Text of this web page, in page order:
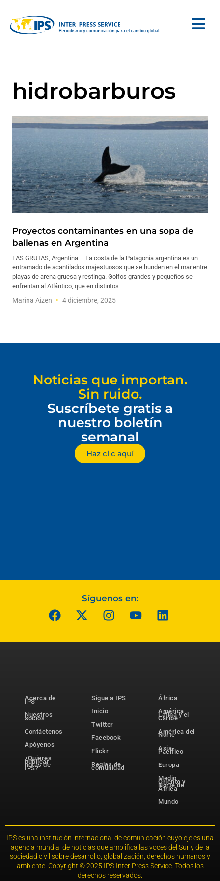
hidrobarburos
Proyectos contaminantes en una sopa de
ballenas en Argentina
LAS GRUTAS, Argentina – La costa de la Patagonia argentina es un
entramado de acantilados majestuosos que se hunden en el mar entre
playas de arena gruesa y restinga. Golfos grandes y pequeños se
enfrentan al Atlántico, que en distintos
Marina Aizen 4 diciembre, 2025
Noticias que importan.
Sin ruido.
Suscríbete gratis a
nuestro boletín
semanal
Haz clic aquí
Síguenos en:
Acerca de
IPS
Nuestros
socios
Contáctenos
Apóyenos
¿Quieres
publicar
notas de
IPS?
Sigue a IPS
Inicio
Twitter
Facebook
Flickr
Reglas de
comunidad
África
América
Latina y el
Caribe
América del
Norte
Asia-
Pacífico
Europa
Medio
Oriente y
Norte de
África
Mundo
IPS es una institución internacional de comunicación cuyo eje es una
agencia mundial de noticias que amplifica las voces del Sur y de la
sociedad civil sobre desarrollo, globalización, derechos humanos y
ambiente. Copyright © 2025 IPS-Inter Press Service. Todos los
derechos reservados.